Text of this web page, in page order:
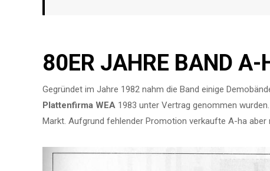
80ER JAHRE BAND A-
Gegründet im Jahre 1982 nahm die Band einige
Plattenfirma WEA 1983 unter Vertrag genommen
Markt. Aufgrund fehlender Promotion verkaufte A-ha aber